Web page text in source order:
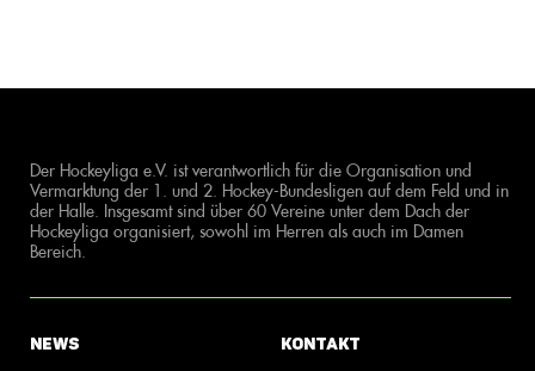
Der Hockeyliga e.V. ist verantwortlich für die Organisation und
Vermarktung der 1. und 2. Hockey-Bundesligen auf dem Feld und in
der Halle. Insgesamt sind über 60 Vereine unter dem Dach der
Hockeyliga organisiert, sowohl im Herren als auch im Damen
Bereich.
News Kontakt